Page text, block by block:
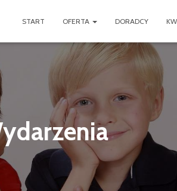
START OFERTA DORADCY